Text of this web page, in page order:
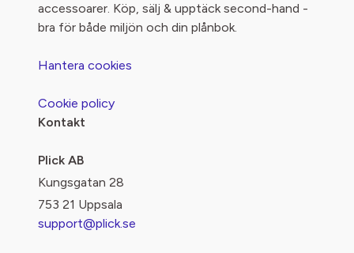
accessoarer. Köp, sälj & upptäck second-hand -
bra för både miljön och din plånbok.
Hantera cookies
Cookie policy
Kontakt
Plick AB
Kungsgatan 28
753 21 Uppsala
support@plick.se